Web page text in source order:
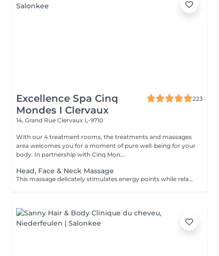
Excellence Spa Cinq
Mondes I Clervaux
223
14, Grand Rue Clervaux L-9710
With our 4 treatment rooms, the treatments and massages
area welcomes you for a moment of pure well-being for your
body. In partnership with Cinq Mon...
Head, Face & Neck Massage
This massage delicately stimulates energy points while relaxing facial muscles. It releases deep tension in the neck, offering a moment of profound well-being and complete harmony. The duration of the treatment (30min) includes setup and the relaxation time built into our services (10 min).